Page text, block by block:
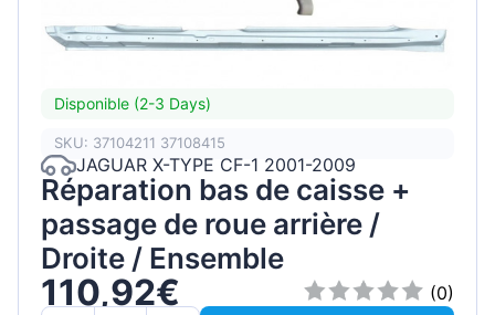
Disponible (2-3 Days)
SKU: 37104211 37108415
JAGUAR X-TYPE CF-1 2001-2009
Réparation bas de caisse +
passage de roue arrière /
Droite / Ensemble
110,92€
(0)